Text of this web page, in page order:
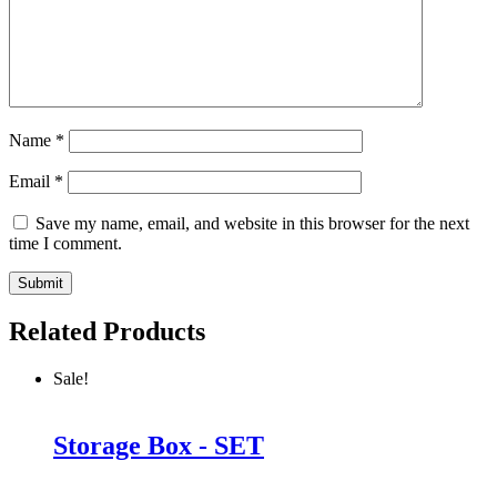
Name *
Email *
Save my name, email, and website in this browser for the next
time I comment.
Related Products
Sale!
Storage Box - SET